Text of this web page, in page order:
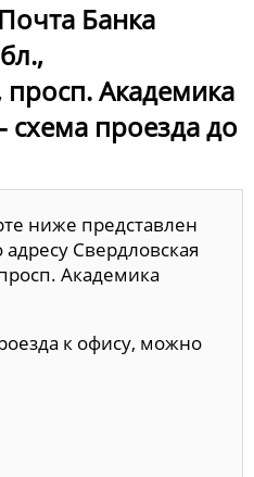
Банка
просп. Академика
схема проезда до
ниже представлен
Свердловская
Академика
к офису, можно